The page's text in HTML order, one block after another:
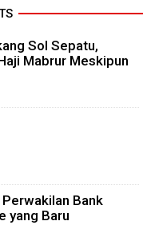
Sol Sepatu,
Mabrur Meskipun
Bank
yang Baru